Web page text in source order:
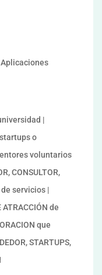
Aplicaciones
|
o
voluntarios
CONSULTOR,
servicios |
de
que
STARTUPS,